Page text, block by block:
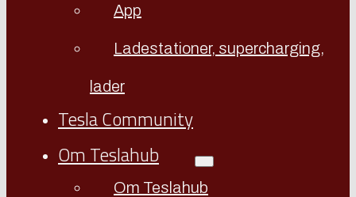
App
Ladestationer, supercharging,
lader
Tesla Community
Om Teslahub
Om Teslahub